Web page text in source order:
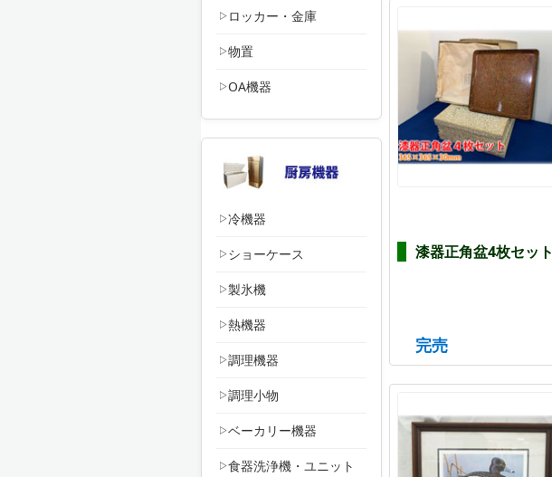
ロッカー・金庫
物置
OA機器
冷機器
ショーケース
製氷機
熱機器
調理機器
調理小物
ベーカリー機器
食器洗浄機・ユニット
漆器正角盆4枚セット
完売